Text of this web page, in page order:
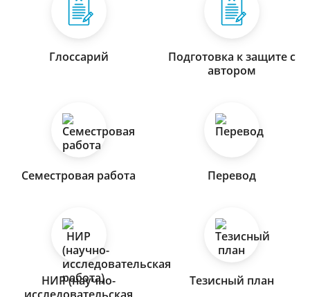
Глоссарий
Подготовка к защите с
автором
Семестровая работа Перевод
НИР (научно-
Тезисный план